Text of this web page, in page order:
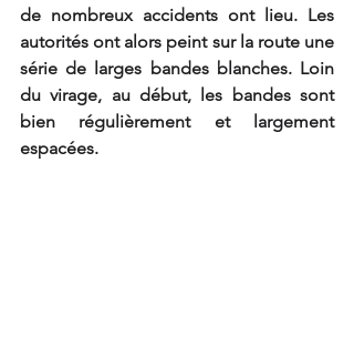
de nombreux accidents ont lieu. Les
autorités ont alors peint sur la route une
série de larges bandes blanches. Loin
du virage, au début, les bandes sont
bien régulièrement et largement
espacées.